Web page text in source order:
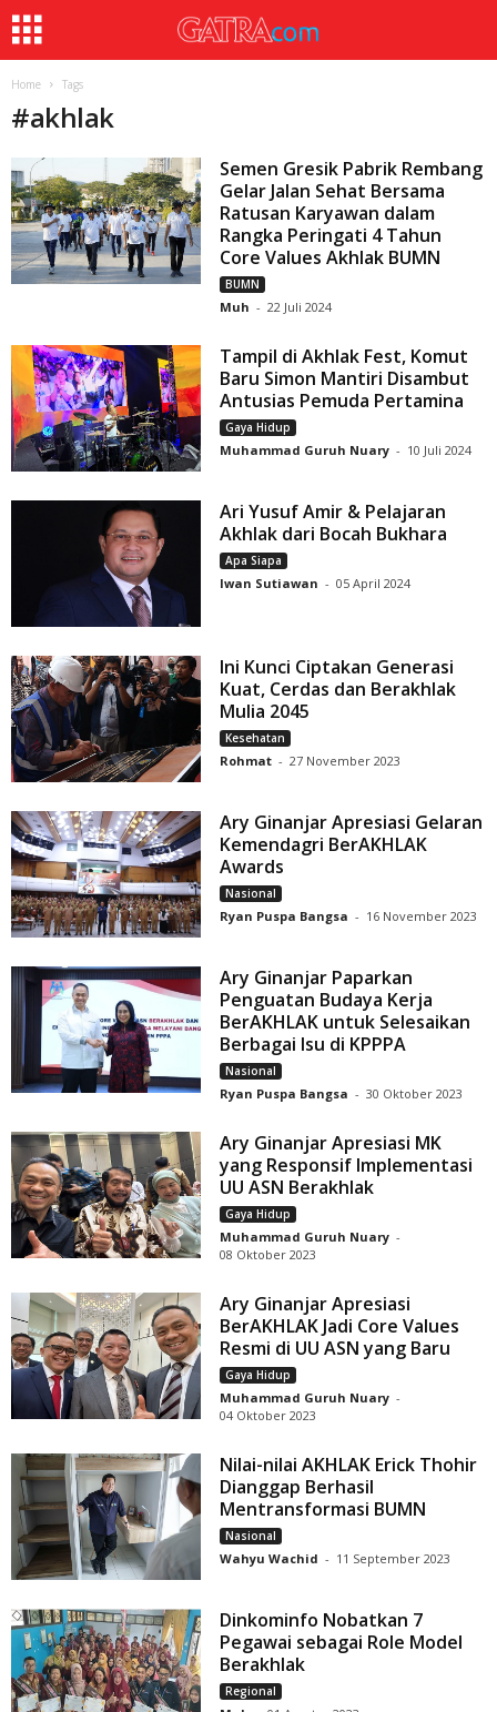
Home Tags
#akhlak
Semen Gresik Pabrik Rembang
Gelar Jalan Sehat Bersama
Ratusan Karyawan dalam
Rangka Peringati 4 Tahun
Core Values Akhlak BUMN
BUMN
Muh - 22 Juli 2024
Tampil di Akhlak Fest, Komut
Baru Simon Mantiri Disambut
Antusias Pemuda Pertamina
Gaya Hidup
Muhammad Guruh Nuary - 10 Juli 2024
Ari Yusuf Amir & Pelajaran
Akhlak dari Bocah Bukhara
Apa Siapa
Iwan Sutiawan - 05 April 2024
Ini Kunci Ciptakan Generasi
Kuat, Cerdas dan Berakhlak
Mulia 2045
Kesehatan
Rohmat - 27 November 2023
Ary Ginanjar Apresiasi Gelaran
Kemendagri BerAKHLAK
Awards
Nasional
Ryan Puspa Bangsa - 16 November 2023
Ary Ginanjar Paparkan
Penguatan Budaya Kerja
BerAKHLAK untuk Selesaikan
Berbagai Isu di KPPPA
Nasional
Ryan Puspa Bangsa - 30 Oktober 2023
Ary Ginanjar Apresiasi MK
yang Responsif Implementasi
UU ASN Berakhlak
Gaya Hidup
Muhammad Guruh Nuary -
08 Oktober 2023
Ary Ginanjar Apresiasi
BerAKHLAK Jadi Core Values
Resmi di UU ASN yang Baru
Gaya Hidup
Muhammad Guruh Nuary -
04 Oktober 2023
Nilai-nilai AKHLAK Erick Thohir
Dianggap Berhasil
Mentransformasi BUMN
Nasional
Wahyu Wachid - 11 September 2023
Dinkominfo Nobatkan 7
Pegawai sebagai Role Model
Berakhlak
Regional